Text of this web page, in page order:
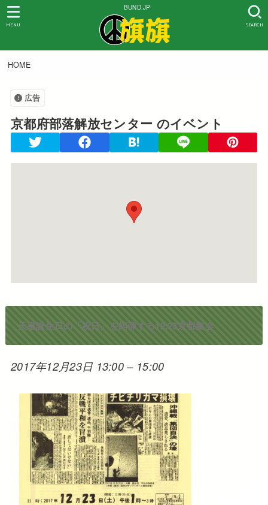
BUND.JP
SEARCH
MENU
HOME
広告
京都府部落解放センター のイベント
天皇誕生日の「祝日」を糾弾する12.23京都集会
2017年12月23日 13:00 – 15:00